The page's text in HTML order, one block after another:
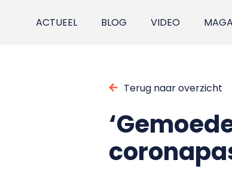
ACTUEEL BLOG VIDEO
Terug naar overzicht